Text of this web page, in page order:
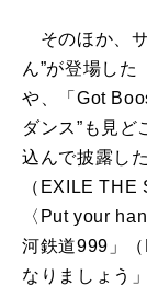
そのほか、サ
ん”が登場し
や、「Got
ダンス”も見
込んで披露し
（EXILE THE
〈Put your
河鉄道999」
なりましょう